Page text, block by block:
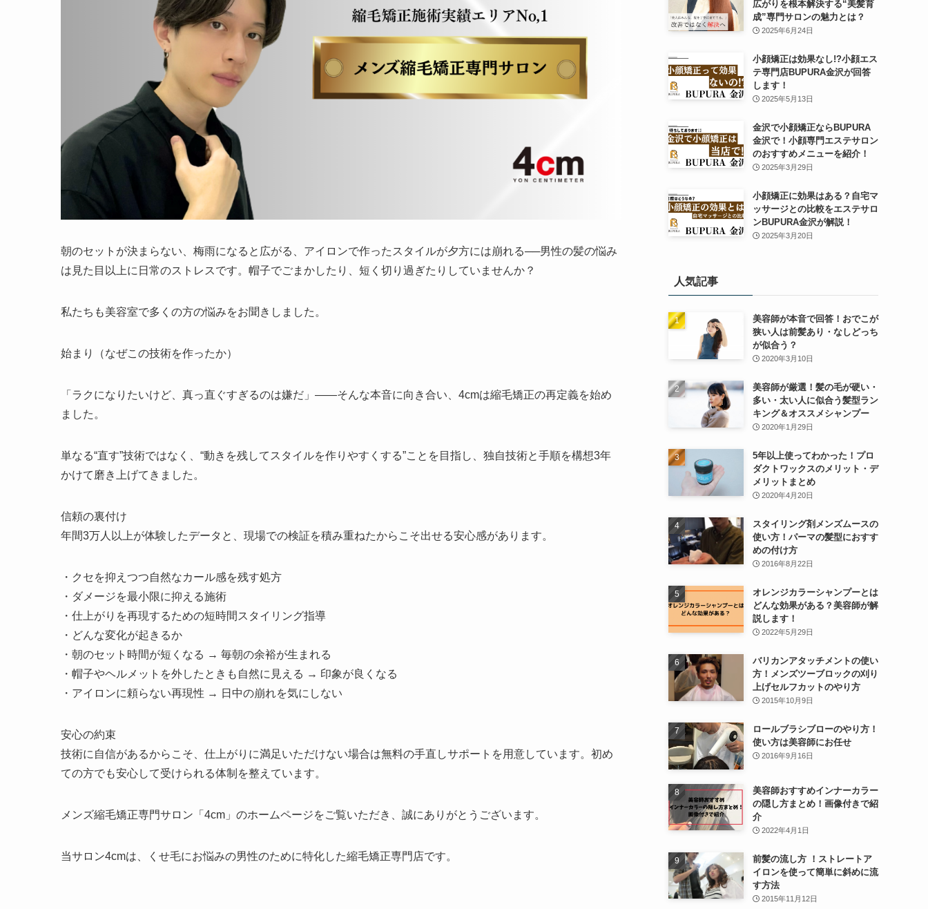
朝のセットが決まらない、梅雨になると広がる、アイロンで作ったスタイルが夕方には崩れる──男性の髪の悩み
は見た目以上に日常のストレスです。帽子でごまかしたり、短く切り過ぎたりしていませんか？
私たちも美容室で多くの方の悩みをお聞きしました。
始まり（なぜこの技術を作ったか）
「ラクになりたいけど、真っ直ぐすぎるのは嫌だ」——そんな本音に向き合い、4cmは縮毛矯正の再定義を始め
ました。
単なる“直す”技術ではなく、“動きを残してスタイルを作りやすくする”ことを目指し、独自技術と手順を構想3年
かけて磨き上げてきました。
信頼の裏付け
年間3万人以上が体験したデータと、現場での検証を積み重ねたからこそ出せる安心感があります。
・クセを抑えつつ自然なカール感を残す処方
・ダメージを最小限に抑える施術
・仕上がりを再現するための短時間スタイリング指導
・どんな変化が起きるか
・朝のセット時間が短くなる → 毎朝の余裕が生まれる
・帽子やヘルメットを外したときも自然に見える → 印象が良くなる
・アイロンに頼らない再現性 → 日中の崩れを気にしない
安心の約束
技術に自信があるからこそ、仕上がりに満足いただけない場合は無料の手直しサポートを用意しています。初め
ての方でも安心して受けられる体制を整えています。
メンズ縮毛矯正専門サロン「4cm」のホームページをご覧いただき、誠にありがとうございます。
当サロン4cmは、くせ毛にお悩みの男性のために特化した縮毛矯正専門店です。
広がりを根本解決する“美髪育
成”専門サロンの魅力とは？
2025年6月24日
小顔矯正は効果なし!?小顔エス
テ専門店BUPURA金沢が回答
します！
2025年5月13日
金沢で小顔矯正ならBUPURA
金沢で！小顔専門エステサロン
のおすすめメニューを紹介！
2025年3月29日
小顔矯正に効果はある？自宅マ
ッサージとの比較をエステサロ
ンBUPURA金沢が解説！
2025年3月20日
人気記事
美容師が本音で回答！おでこが
狭い人は前髪あり・なしどっち
が似合う？
2020年3月10日
美容師が厳選！髪の毛が硬い・
多い・太い人に似合う髪型ラン
キング＆オススメシャンプー
2020年1月29日
5年以上使ってわかった！プロ
ダクトワックスのメリット・デ
メリットまとめ
2020年4月20日
スタイリング剤メンズムースの
使い方！パーマの髪型におすす
めの付け方
2016年8月22日
オレンジカラーシャンプーとは
どんな効果がある？美容師が解
説します！
2022年5月29日
バリカンアタッチメントの使い
方！メンズツーブロックの刈り
上げセルフカットのやり方
2015年10月9日
ロールブラシブローのやり方！
使い方は美容師にお任せ
2016年9月16日
美容師おすすめインナーカラー
の隠し方まとめ！画像付きで紹
介
2022年4月1日
前髪の流し方 ！ストレートア
イロンを使って簡単に斜めに流
す方法
2015年11月12日